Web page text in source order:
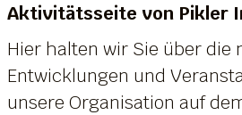
Aktivitätsseite von Pikler
Hier halten wir Sie über die
Entwicklungen und
unsere Organisation auf